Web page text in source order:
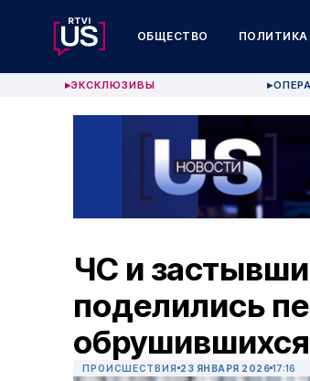
ОБЩЕСТВО ПОЛИТИКА
▶ЭКСКЛЮЗИВЫ ▶
ЧС и
поделились
ПРОИСШЕСТВИЯ 23 ЯНВАРЯ 2026 17:16